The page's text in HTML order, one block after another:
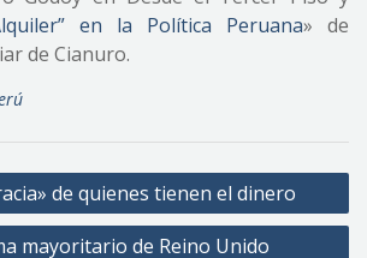
en la Política Peruana» de
de Cianuro.
de quienes tienen el dinero
mayoritario de Reino Unido